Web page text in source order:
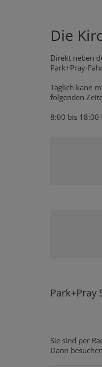
Die
Direkt neben
Park+Pray-
Täglich kann
folgenden
8:00 bis 18:00
Park+Pray
Sie sind per
Dann